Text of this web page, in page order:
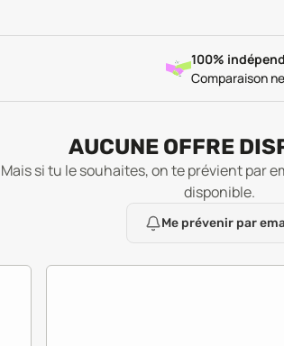
100%
Comparaison
AUCUNE OFFRE
Mais si tu le souhaites, on te prévient par
disponible.
Me prévenir par